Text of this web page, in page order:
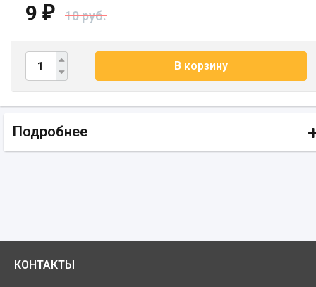
9 ₽ 10 руб.
В корзину
Подробнее
КОНТАКТЫ